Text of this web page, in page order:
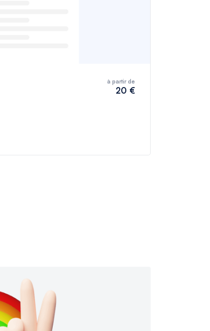
à partir de
20 €